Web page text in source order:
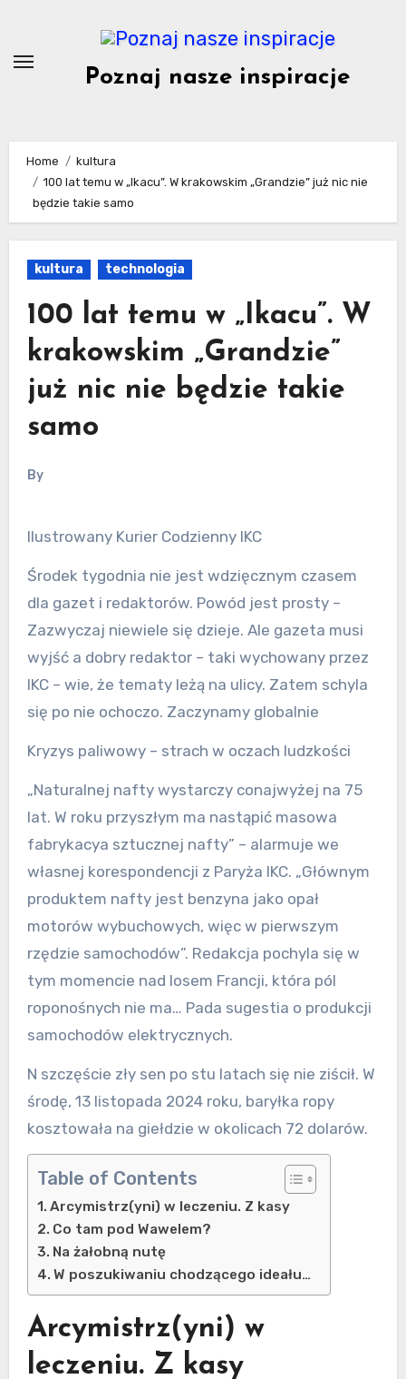
content
Poznaj nasze inspiracje
Home
kultura
100 lat temu w „Ikacu”. W krakowskim „Grandzie” już nic nie
będzie takie samo
kultura technologia
100 lat temu w „Ikacu”. W
krakowskim „Grandzie”
już nic nie będzie takie
samo
By
Ilustrowany Kurier Codzienny IKC
Środek tygodnia nie jest wdzięcznym czasem
dla gazet i redaktorów. Powód jest prosty –
Zazwyczaj niewiele się dzieje. Ale gazeta musi
wyjść a dobry redaktor – taki wychowany przez
IKC – wie, że tematy leżą na ulicy. Zatem schyla
się po nie ochoczo. Zaczynamy globalnie
Kryzys paliwowy – strach w oczach ludzkości
„Naturalnej nafty wystarczy conajwyżej na 75
lat. W roku przyszłym ma nastąpić masowa
fabrykacya sztucznej nafty” – alarmuje we
własnej korespondencji z Paryża IKC. „Głównym
produktem nafty jest benzyna jako opał
motorów wybuchowych, więc w pierwszym
rzędzie samochodów”. Redakcja pochyla się w
tym momencie nad losem Francji, która pól
roponośnych nie ma… Pada sugestia o produkcji
samochodów elektrycznych.
N szczęście zły sen po stu latach się nie ziścił. W
środę, 13 listopada 2024 roku, baryłka ropy
kosztowała na giełdzie w okolicach 72 dolarów.
Table of Contents
Arcymistrz(yni) w leczeniu. Z kasy
Co tam pod Wawelem?
Na żałobną nutę
W poszukiwaniu chodzącego ideału…
Arcymistrz(yni) w
leczeniu. Z kasy